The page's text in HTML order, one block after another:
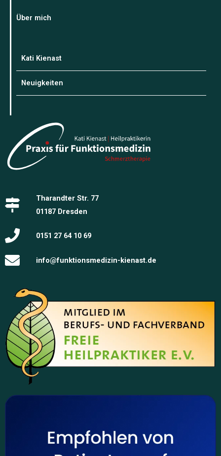
Über mich
Kati Kienast
Neuigkeiten
Tharandter Str. 77
01187 Dresden
0151 27 64 10 69
info@funktionsmedizin-kienast.de